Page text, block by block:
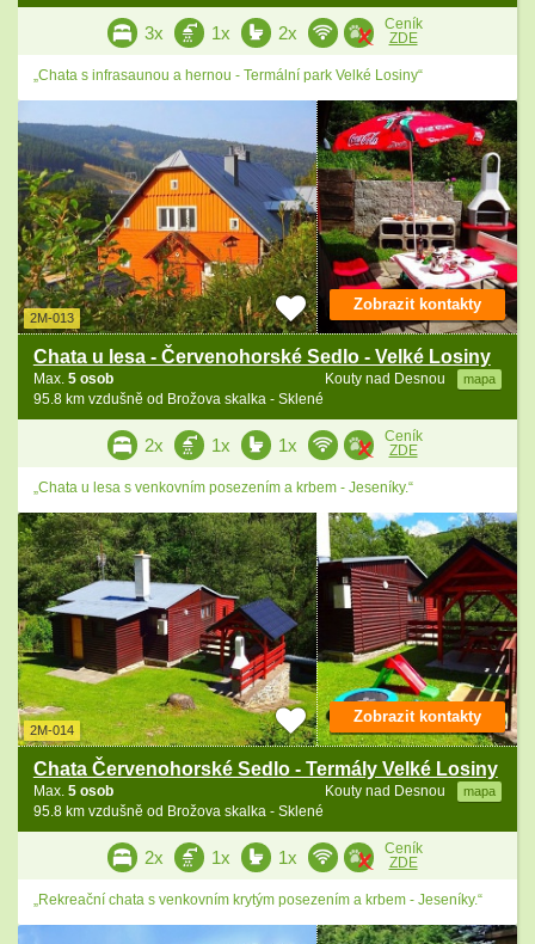
3x 1x 2x
Ceník
ZDE
„Chata s infrasaunou a hernou - Termální park Velké Losiny“
2M-013
Chata u lesa - Červenohorské Sedlo - Velké Losiny
Kouty nad Desnou mapa
Max. 5 osob
95.8 km vzdušně od Brožova skalka - Sklené
Zobrazit kontakty
2x 1x 1x
Ceník
ZDE
„Chata u lesa s venkovním posezením a krbem - Jeseníky.“
2M-014
Chata Červenohorské Sedlo - Termály Velké Losiny
Kouty nad Desnou mapa
Max. 5 osob
95.8 km vzdušně od Brožova skalka - Sklené
Zobrazit kontakty
2x 1x 1x
Ceník
ZDE
„Rekreační chata s venkovním krytým posezením a krbem - Jeseníky.“